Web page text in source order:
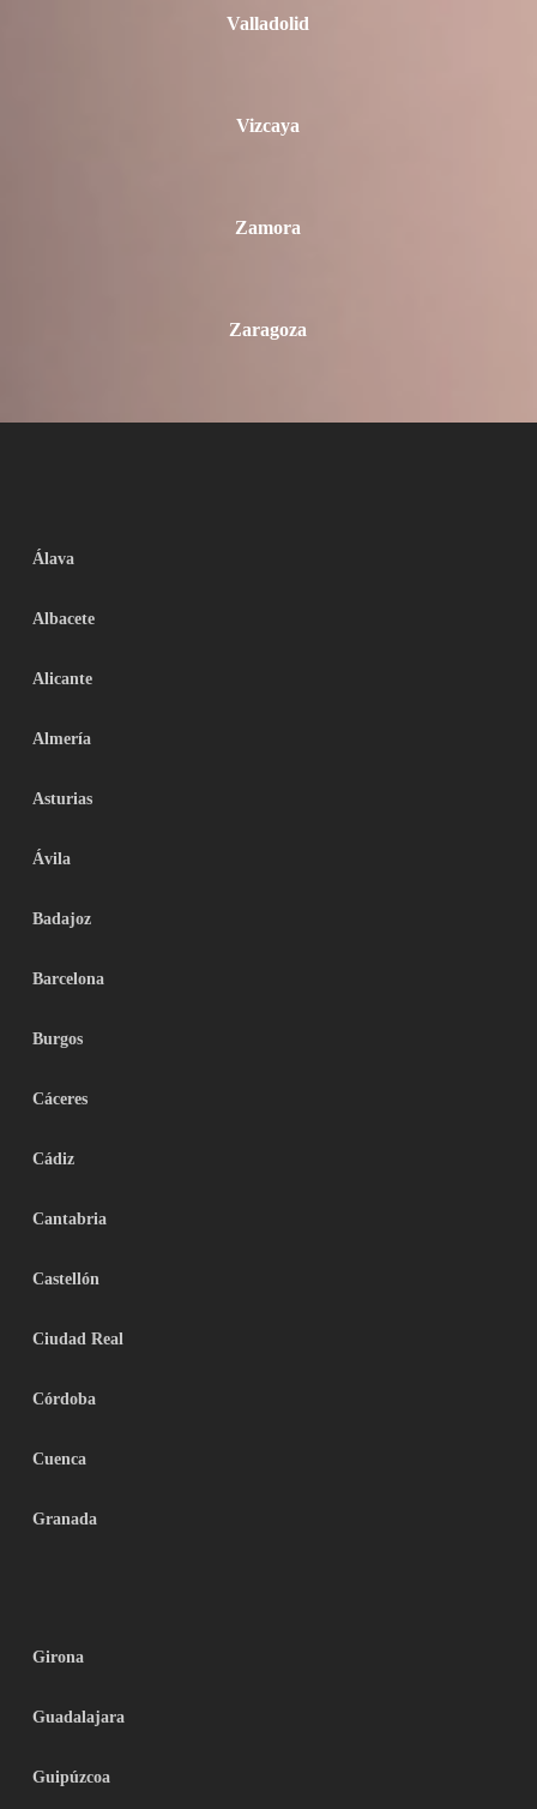
Valladolid
Vizcaya
Zamora
Zaragoza
Álava
Albacete
Alicante
Almería
Asturias
Ávila
Badajoz
Barcelona
Burgos
Cáceres
Cádiz
Cantabria
Castellón
Ciudad Real
Córdoba
Cuenca
Granada
Girona
Guadalajara
Guipúzcoa